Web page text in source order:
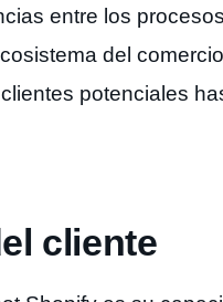
entre los
del
potenciales
cliente